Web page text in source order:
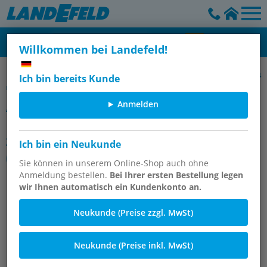
Willkommen bei Landefeld!
Ich bin bereits Kunde
Anmelden
Ich bin ein Neukunde
Sie können in unserem Online-Shop auch ohne
Anmeldung bestellen. Bei Ihrer ersten Bestellung legen
wir Ihnen automatisch ein Kundenkonto an.
Neukunde (Preise zzgl. MwSt)
Neukunde (Preise inkl. MwSt)
(Auslaufartikel) Steckanschlüsse aus Messing und Edelstahl (4-14
mm)
Artikelgruppe
LE-Einschraubsteckanschlüsse mit
zylindrischem Gewinde
(positionierbar) (Auslaufartikel)